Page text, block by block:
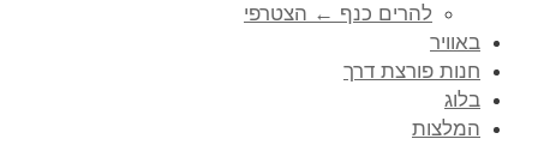
להרים כנף ← הצטרפי
באוויר
חנות פורצת דרך
בלוג
המלצות